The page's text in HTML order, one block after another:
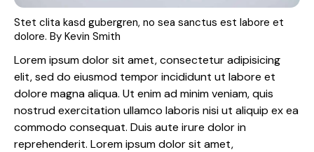
Stet clita kasd gubergren, no sea sanctus est labore et
dolore. By Kevin Smith
Lorem ipsum dolor sit amet, consectetur adipisicing
elit, sed do eiusmod tempor incididunt ut labore et
dolore magna aliqua. Ut enim ad minim veniam, quis
nostrud exercitation ullamco laboris nisi ut aliquip ex ea
commodo consequat. Duis aute irure dolor in
reprehenderit. Lorem ipsum dolor sit amet,